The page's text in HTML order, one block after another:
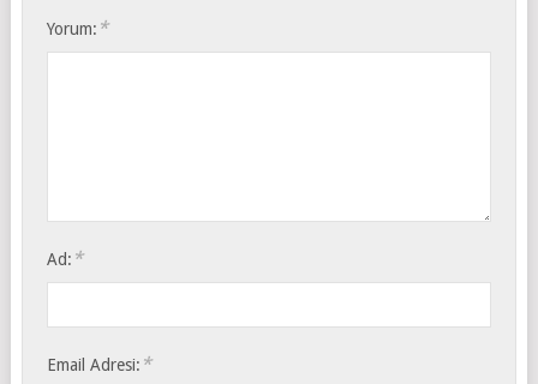
Yorum: *
Ad: *
Email Adresi: *